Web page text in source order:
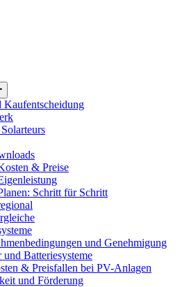
Kaufentscheidung
& Preise
Schritt für Schritt
und Genehmigung
und Batteriesysteme
& Preisfallen bei PV-Anlagen
und Förderung